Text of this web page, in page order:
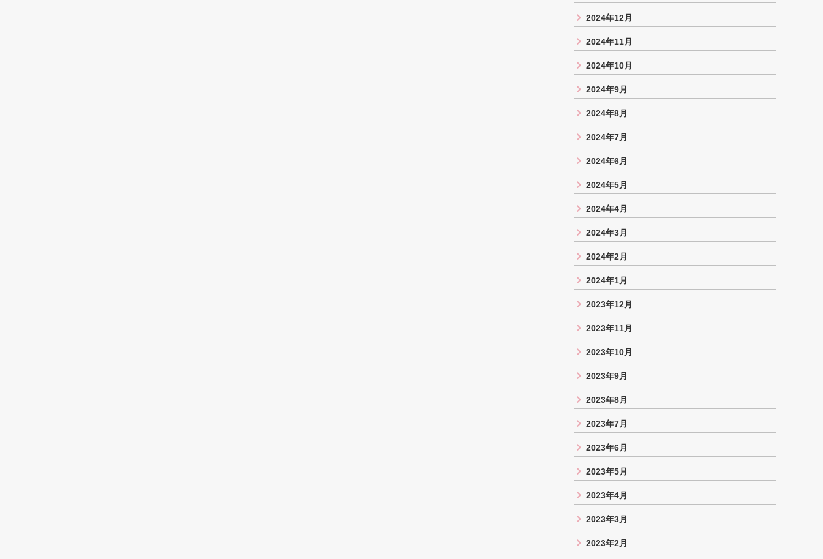
2024年12月
2024年11月
2024年10月
2024年9月
2024年8月
2024年7月
2024年6月
2024年5月
2024年4月
2024年3月
2024年2月
2024年1月
2023年12月
2023年11月
2023年10月
2023年9月
2023年8月
2023年7月
2023年6月
2023年5月
2023年4月
2023年3月
2023年2月